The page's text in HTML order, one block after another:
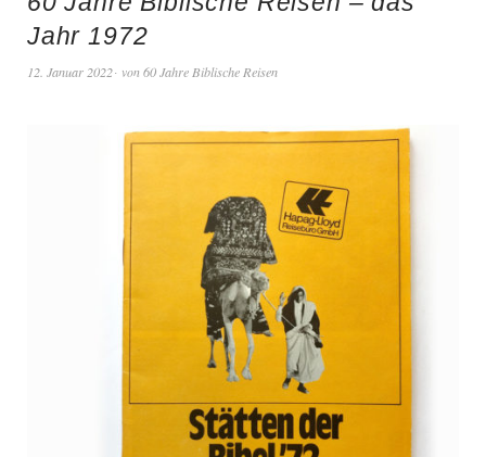
Jahr 1972
12. Januar 2022 von 60 Jahre Biblische Reisen